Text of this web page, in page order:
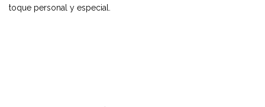
toque personal y especial.